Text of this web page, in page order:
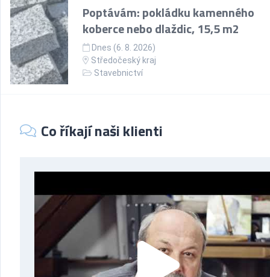
Poptávám: pokládku kamenného
koberce nebo dlaždic, 15,5 m2
Dnes (6. 8. 2026)
Středočeský kraj
Stavebnictví
Co říkají naši klienti